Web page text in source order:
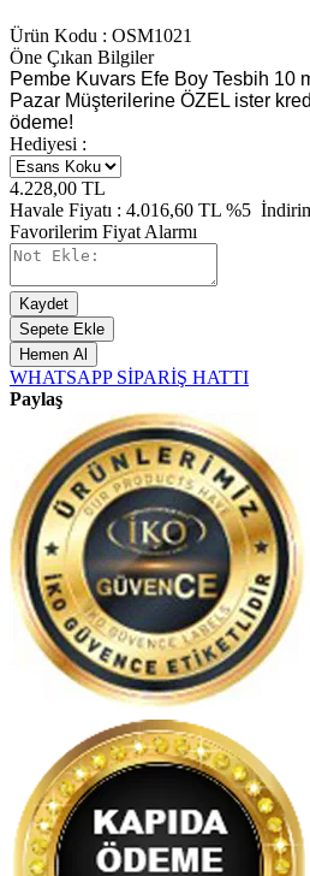
Ürün Kodu : OSM1021
Öne Çıkan Bilgiler
Pembe Kuvars Efe Boy Tesbih 10
Pazar Müşterilerine ÖZEL ister
ödeme!
Hediyesi :
4.228,00 TL
Havale Fiyatı : 4.016,60 TL %5
Favorilerim Fiyat Alarmı
Kaydet
Sepete Ekle
Hemen Al
WHATSAPP SİPARİŞ HATTI
Paylaş